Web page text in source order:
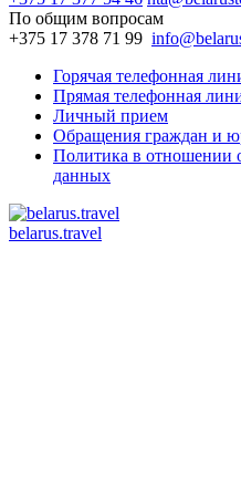
По общим вопросам
+375 17 378 71 99
Горячая телефонная
Прямая телефонная
Личный прием
Обращения граждан и
Политика в отношении
данных
belarus.travel